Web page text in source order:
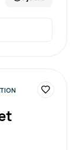
clair